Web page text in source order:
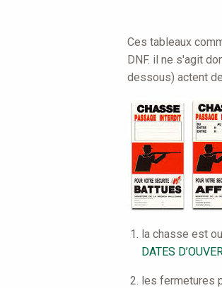
Ces tableaux
DNF. il ne s'agit
dessous) actent
la chasse est
DATES
les fermetures